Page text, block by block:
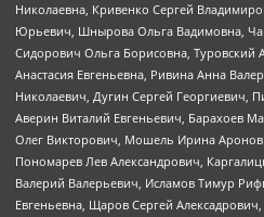
Николаевна, Кривенко Сергей
Юрьевич, Шнырова Ольга Вадимовна,
Сидорович Ольга Борисовна, Туровский
Анастасия Евгеньевна, Ривина Анна
Николаевич, Дугин Сергей Георгиевич,
Аверин Виталий Евгеньевич, Барахоев
Олег Викторович, Мошель Ирина
Пономарев Лев Александрович,
Валерий Валерьевич, Исламов Тимур
Евгеньевна, Щаров Сергей